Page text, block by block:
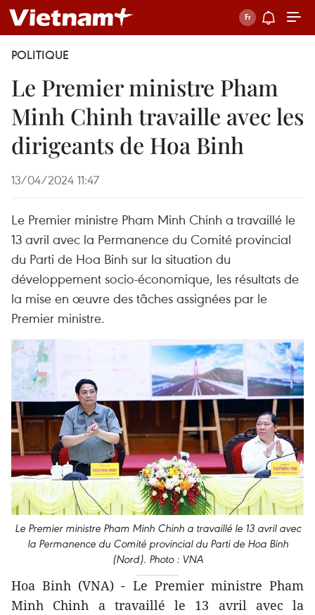
POLITIQUE
Le Premier ministre Pham
Minh Chinh travaille avec les
dirigeants de Hoa Binh
13/04/2024 11:47
Le Premier ministre Pham Minh Chinh a travaillé le
13 avril avec la Permanence du Comité provincial
du Parti de Hoa Binh sur la situation du
développement socio-économique, les résultats de
la mise en œuvre des tâches assignées par le
Premier ministre.
Le Premier ministre Pham Minh Chinh a travaillé le 13 avril avec
la Permanence du Comité provincial du Parti de Hoa Binh
(Nord). Photo : VNA
Hoa Binh (VNA) - Le Premier ministre Pham
Minh Chinh a travaillé le 13 avril avec la